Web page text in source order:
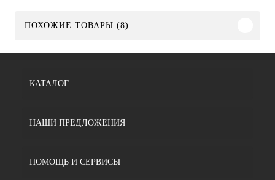
ПОХОЖИЕ ТОВАРЫ (8)
КАТАЛОГ
НАШИ ПРЕДЛОЖЕНИЯ
ПОМОЩЬ И СЕРВИСЫ